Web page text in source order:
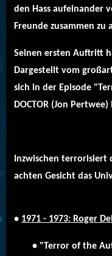
den Hass aufeinander
Freunde zusammen zu
Seinen ersten Auftritt
Dargestellt vom
sich in der Episode
DOCTOR (Jon Pertwee)
Inzwischen terrorisiert
achten Gesicht das
• 1971 - 1973: Roger
• "Terror of the